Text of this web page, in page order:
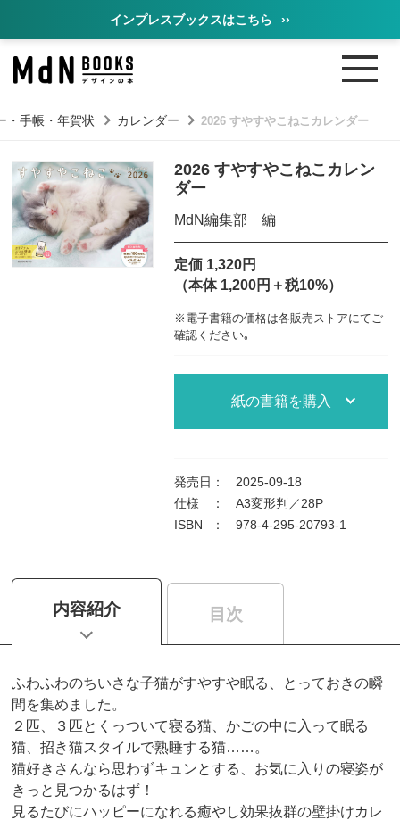
インプレスブックスはこちら ››
・手帳・年賀状 カレンダー 2026 すやすやこねこカレンダー
2026 すやすやこねこカレン
ダー
MdN編集部 編
定価 1,320円
（本体 1,200円＋税10%）
※電子書籍の価格は各販売ストアにてご
確認ください｡
紙の書籍を購入
発売日 ：
2025-09-18
仕様
：
A3変形判／28P
ISBN
： 978-4-295-20793-1
内容紹介 目次
ふわふわのちいさな子猫がすやすや眠る、とっておきの瞬
間を集めました。
２匹、３匹とくっついて寝る猫、かごの中に入って眠る
猫、招き猫スタイルで熟睡する猫……。
猫好きさんなら思わずキュンとする、お気に入りの寝姿が
きっと見つかるはず！
見るたびにハッピーになれる癒やし効果抜群の壁掛けカレ